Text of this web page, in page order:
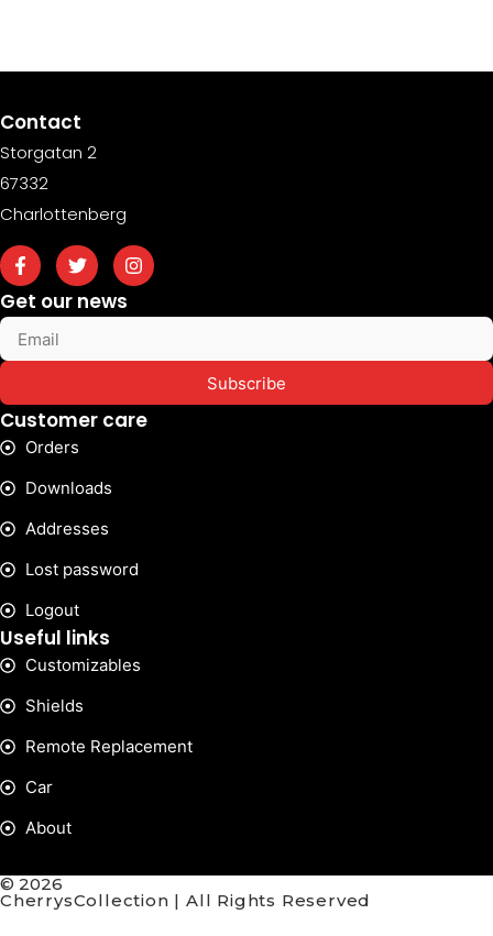
Contact
Storgatan 2
67332
Charlottenberg
Get our news
Subscribe
Customer care
Orders
Downloads
Addresses
Lost password
Logout
Useful links
Customizables
Shields
Remote Replacement
Car
About
© 2026
CherrysCollection | All Rights Reserved